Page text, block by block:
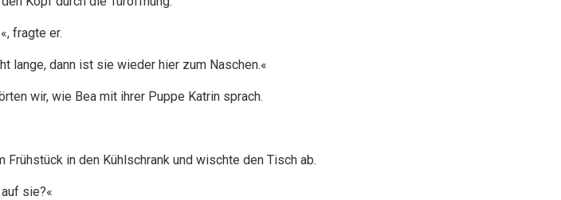
fragte er.
lange, dann ist sie wieder hier zum Naschen.«
wir, wie Bea mit ihrer Puppe Katrin sprach.
Frühstück in den Kühlschrank und wischte den Tisch ab.
sie?«